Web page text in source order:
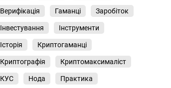
Верифікація Гаманці Заробіток
Інвестування Інструменти
Історія Криптогаманці
Криптографія Криптомаксималіст
КУС Нода Практика